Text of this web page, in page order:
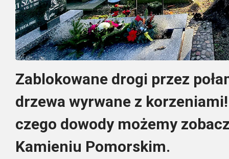
Zablokowane drogi przez
drzewa wyrwane z
czego dowody możemy
Kamieniu Pomorskim.